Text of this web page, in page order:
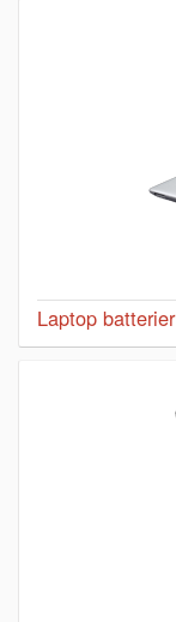
Laptop batterier